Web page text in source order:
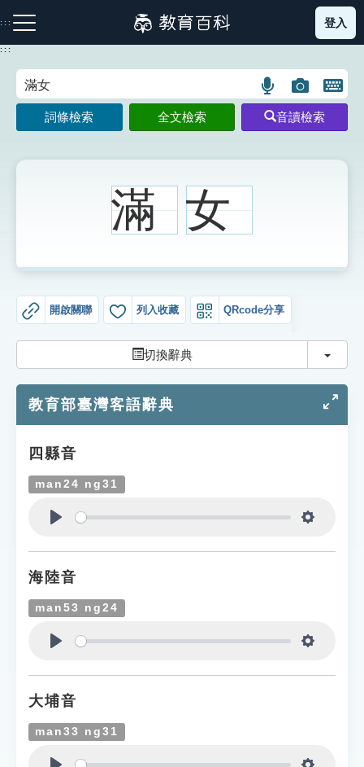
到
主
:::
注音索引圖示 筆畫索引圖示 部首索引表圖示
生字詞彙表
知識索引
遊戲專區
貓頭鷹博士
登入
:::
語
言
搜
圖
片
搜
開
鍵
圖
詞條檢索 全文檢索 音讀檢索
滿 女
開啟關聯 列入收藏 QRcode分享
切換辭典 切換
教育部臺灣客語辭典
四縣音
man24 ng31
海陸音
man53 ng24
大埔音
man33 ng31